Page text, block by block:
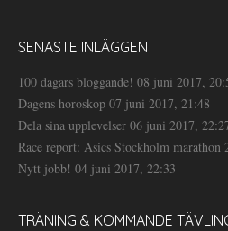
SENASTE INLÄGGEN
100 dagars bloggande! 08 juni 2017,
Dagens horoskop 07 juni 2017, 21:48
Dela sina upplevelser 06 juni 2017,
Race report: Asics Stockholm marathon
Nytt jobb! 04 juni 2017, 22:33
TRÄNING & KOMMANDE